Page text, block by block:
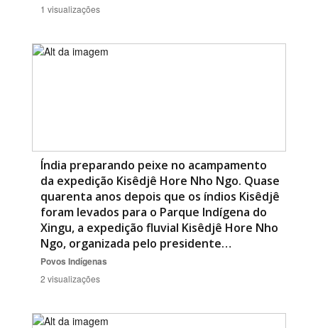
1 visualizações
Índia preparando peixe no acampamento
da expedição Kisêdjê Hore Nho Ngo. Quase
quarenta anos depois que os índios Kisêdjê
foram levados para o Parque Indígena do
Xingu, a expedição fluvial Kisêdjê Hore Nho
Ngo, organizada pelo presidente…
Povos Indígenas
2 visualizações